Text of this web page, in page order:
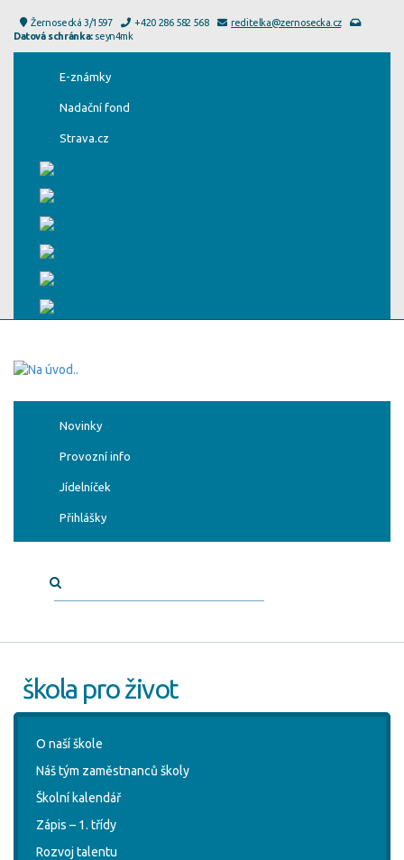
Žernosecká 3/1597 +420 286 582 568
reditelka@zernosecka.cz
Datová schránka:seyn4mk
E-známky
Nadační fond
Strava.cz
Novinky
Provozní info
Jídelníček
Přihlášky
škola pro život
O naší škole
Náš tým zaměstnanců školy
Školní kalendář
Zápis – 1. třídy
Rozvoj talentu